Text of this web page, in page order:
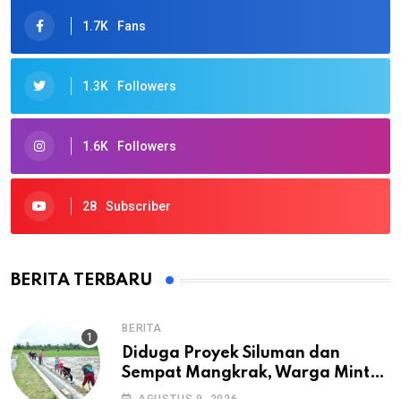
1.7K Fans
1.3K Followers
1.6K Followers
28 Subscriber
BERITA TERBARU
BERITA
Diduga Proyek Siluman dan
Sempat Mangkrak, Warga Minta
APH Usut Tuntas Pembangunan